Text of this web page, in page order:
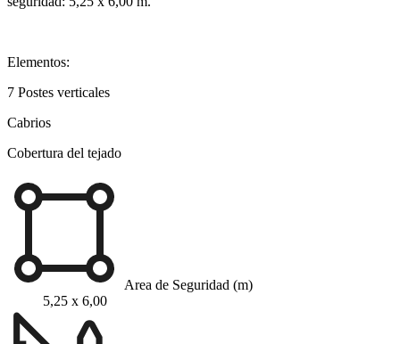
Elementos:
7 Postes verticales
Cabrios
Cobertura del tejado
Area de Seguridad (m)
5,25 x 6,00